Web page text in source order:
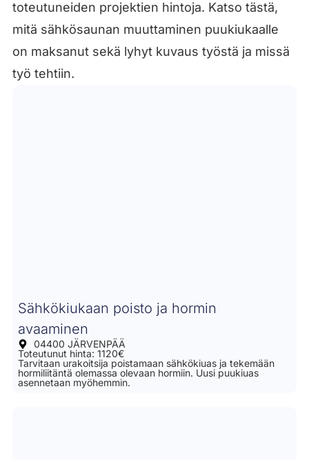
toteutuneiden projektien hintoja. Katso tästä,
mitä sähkösaunan muuttaminen puukiukaalle
on maksanut sekä lyhyt kuvaus työstä ja missä
työ tehtiin.
Sähkökiukaan poisto ja hormin
avaaminen
04400 JÄRVENPÄÄ
Toteutunut hinta: 1120€
Tarvitaan urakoitsija poistamaan sähkökiuas ja tekemään
hormiliitäntä olemassa olevaan hormiin. Uusi puukiuas
asennetaan myöhemmin.